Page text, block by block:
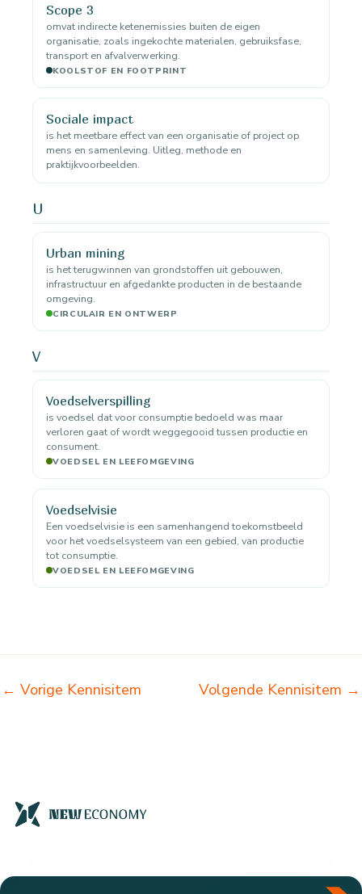
Scope 3
omvat indirecte ketenemissies buiten de eigen
organisatie, zoals ingekochte materialen, gebruiksfase,
transport en afvalverwerking.
KOOLSTOF EN FOOTPRINT
Sociale impact
is het meetbare effect van een organisatie of project op
mens en samenleving. Uitleg, methode en
praktijkvoorbeelden.
U
Urban mining
is het terugwinnen van grondstoffen uit gebouwen,
infrastructuur en afgedankte producten in de bestaande
omgeving.
CIRCULAIR EN ONTWERP
V
Voedselverspilling
is voedsel dat voor consumptie bedoeld was maar
verloren gaat of wordt weggegooid tussen productie en
consument.
VOEDSEL EN LEEFOMGEVING
Voedselvisie
Een voedselvisie is een samenhangend toekomstbeeld
voor het voedselsysteem van een gebied, van productie
tot consumptie.
VOEDSEL EN LEEFOMGEVING
← Vorige Kennisitem Volgende Kennisitem →